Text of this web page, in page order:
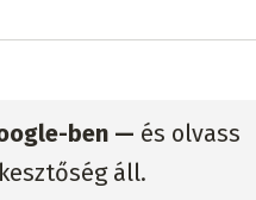
ben — és olvass
áll.